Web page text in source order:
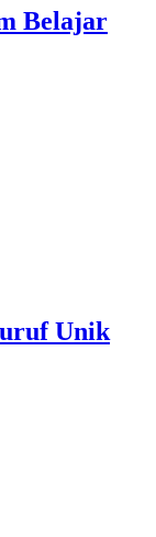
Belajar
Unik